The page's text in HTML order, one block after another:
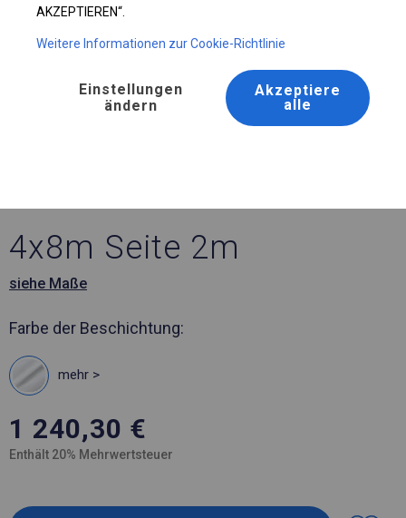
4x8m Seite 2m
siehe Maße
Farbe der Beschichtung:
mehr >
1 240,30 €
Enthält 20% Mehrwertsteuer
AKZEPTIEREN“.
Weitere Informationen zur Cookie-Richtlinie
Einstellungen
ändern
Akzeptiere
alle